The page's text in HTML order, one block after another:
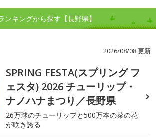
ンキングから探す【長野県】
2026/08/08 更新
SPRING FESTA(スプリング フ
ェスタ) 2026 チューリップ・
ナノハナまつり／長野県
26万球のチューリップと500万本の菜の花
が咲き誇る